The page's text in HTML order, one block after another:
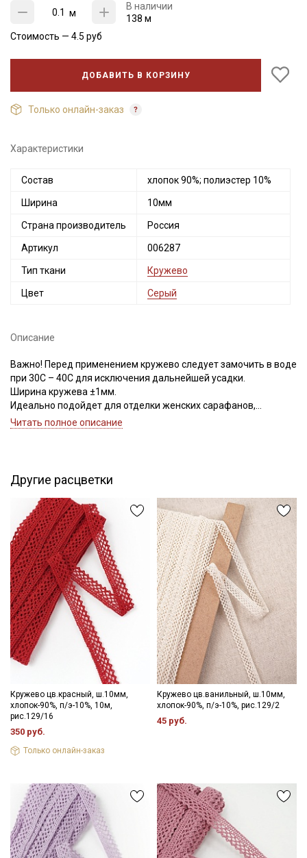
м
В наличии
138 м
Стоимость — 4.5 руб
ДОБАВИТЬ В КОРЗИНУ
Только онлайн-заказ
Характеристики
Состав хлопок 90%; полиэстер 10%
Ширина 10мм
Страна производитель Россия
Артикул 006287
Тип ткани Кружево
Цвет Серый
Описание
Важно! Перед применением кружево следует замочить в воде
при 30С – 40С для исключения дальнейшей усадки.
Ширина кружева ±1мм.
Идеально подойдет для отделки женских сарафанов,
платьев, юбок, рукавов.
Цветопередача может отличаться от оригинального цвета в
зависимости от настроек вашего монитора.
Читать полное описание
Другие расцветки
Кружево цв.красный, ш.10мм,
хлопок-90%, п/э-10%, 10м,
рис.129/16
350 руб.
Только онлайн-заказ
Кружево цв.ванильный, ш.10мм,
хлопок-90%, п/э-10%, рис.129/2
45 руб.